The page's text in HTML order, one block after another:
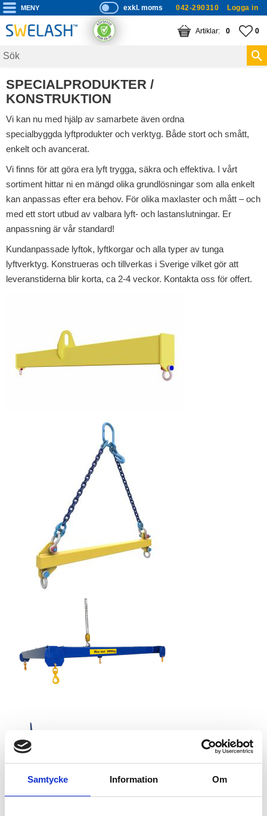
Samtycke Information Om
Meny
P
ri
s
s
a
exkl. moms 042-290310 Logga in
0
KUNDVAGN
ANTAL 0
SPECIALPRODUKTER /
KONSTRUKTION
Vi kan nu med hjälp av samarbete även ordna
specialbyggda lyftprodukter och verktyg. Både stort och smått,
enkelt och avancerat.
Vi finns för att göra era lyft trygga, säkra och effektiva. I vårt
sortiment hittar ni en mängd olika grundlösningar som alla enkelt
kan anpassas efter era behov. För olika maxlaster och mått – och
med ett stort utbud av valbara lyft- och lastanslutningar. Er
anpassning är vår standard!
Kundanpassade lyftok, lyftkorgar och alla typer av tunga
lyftverktyg. Konstrueras och tillverkas i Sverige vilket gör att
leveranstiderna blir korta, ca 2-4 veckor. Kontakta oss för offert.